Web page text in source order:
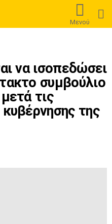
Μενού
να ισοπεδώσει
συμβούλιο
τις
της